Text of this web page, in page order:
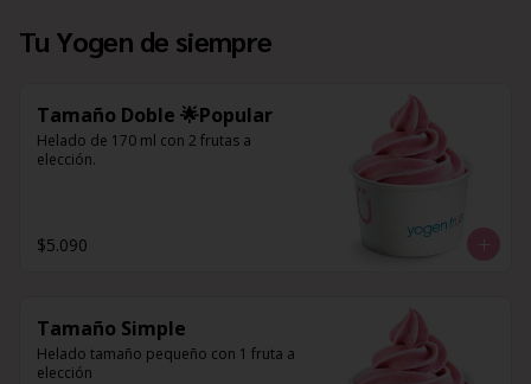
Tu Yogen de siempre
Tamaño Doble 🌟Popular
Helado de 170 ml con 2 frutas a
elección.
$5.090
Tamaño Simple
Helado tamaño pequeño con 1 fruta a
elección